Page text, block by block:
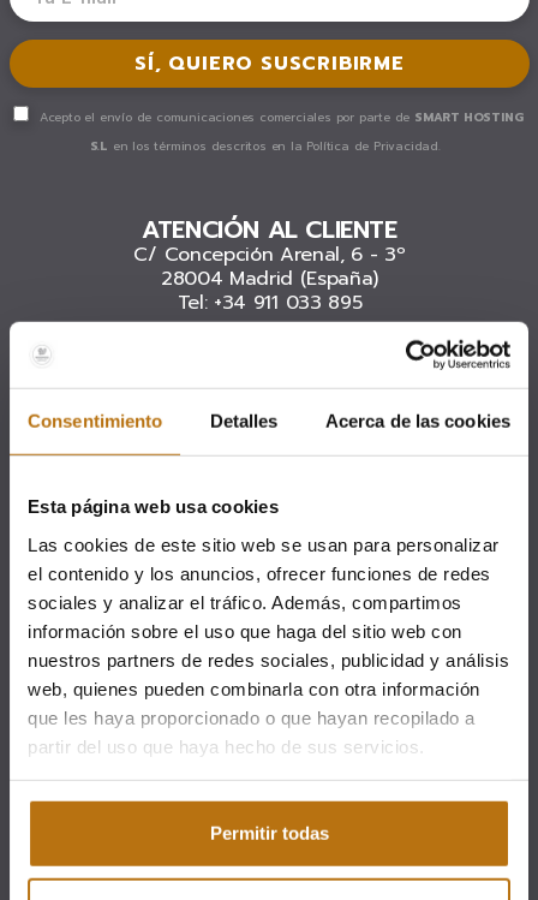
Consentimiento Detalles Acerca de las cookies
Esta página web usa cookies
Las cookies de este sitio web se usan para personalizar
el contenido y los anuncios, ofrecer funciones de redes
sociales y analizar el tráfico. Además, compartimos
información sobre el uso que haga del sitio web con
nuestros partners de redes sociales, publicidad y análisis
web, quienes pueden combinarla con otra información
que les haya proporcionado o que hayan recopilado a
partir del uso que haya hecho de sus servicios.
Permitir todas
Acepto el envío de comunicaciones comerciales por parte de SMART HOSTING
S.L en los términos descritos en la Política de Privacidad.
ATENCIÓN AL CLIENTE
C/ Concepción Arenal, 6 - 3º
28004 Madrid (España)
Tel: +34 911 033 895
Síguenos en:
ALOJAMIENTOS
Woohoo Rooms Boutique Gran Vía
Calle Gran Vía, 44. 2º izquierda., 28013 Madrid
(España)Tel.: +34 919 074 691
wrbgv@woohoo-group.com
Ver vídeo| Ir a Site
Woohoo Rooms Fuencarral
Calle Fuencarral, 41 - 2º, 28004 Madrid (España)Tel.:
wrf@woohoo-group.com
Ver vídeo| Ir a Site